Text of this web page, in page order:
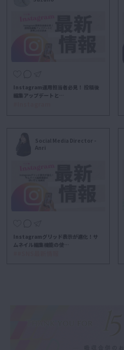
Instagram運用担当者必見！ 投稿後
編集アップデートと…
Social Media Director -
Anri
Instagramグリッド表示が進化！サ
ムネイル編集機能の使…